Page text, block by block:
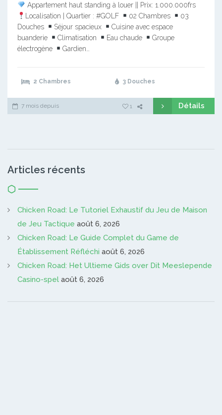
Appartement haut standing à louer || Prix: 1.000.000frs
Localisation | Quartier : #GOLF
02 Chambres
03
Douches
Séjour spacieux
Cuisine avec espace
buanderie
Climatisation Eau chaude
Groupe
électrogène
Gardien…
2 Chambres 3 Douches
7 mois depuis 1 Détails
Articles récents
Chicken Road: Le Tutoriel Exhaustif du Jeu de Maison
de Jeu Tactique août 6, 2026
Chicken Road: Le Guide Complet du Game de
Établissement Réfléchi août 6, 2026
Chicken Road: Het Ultieme Gids over Dit Meeslepende
Casino-spel août 6, 2026